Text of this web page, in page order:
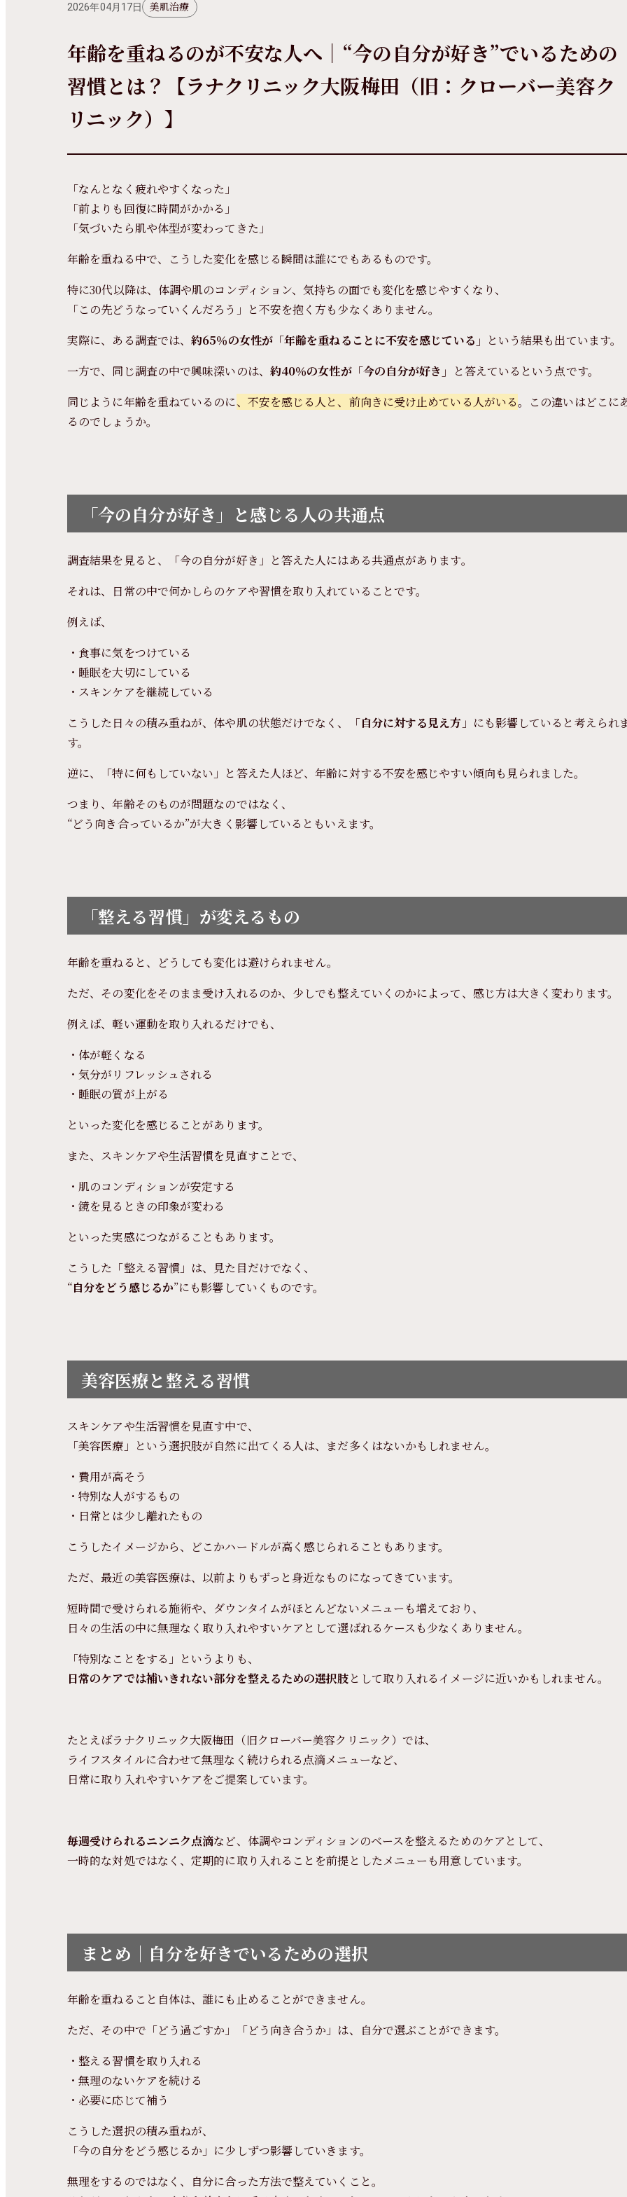
2026年04月17日 美肌治療
年齢を重ねるのが不安な人へ｜“今の自分が好き”でいるための
習慣とは？【ラナクリニック大阪梅田（旧：クローバー美容ク
リニック）】
「なんとなく疲れやすくなった」
「前よりも回復に時間がかかる」
「気づいたら肌や体型が変わってきた」
年齢を重ねる中で、こうした変化を感じる瞬間は誰にでもあるものです。
特に30代以降は、体調や肌のコンディション、気持ちの面でも変化を感じやすくなり、
「この先どうなっていくんだろう」と不安を抱く方も少なくありません。
実際に、ある調査では、約65％の女性が「年齢を重ねることに不安を感じている」 という結果も出ています。
一方で、同じ調査の中で興味深いのは、 約40％の女性が「今の自分が好き」
と答えているという点です。
同じように年齢を重ねているのに、不安を感じる人と、前向きに受け止めている人がいる。この違いはどこに
るのでしょうか。
「今の自分が好き」と感じる人の共通点
調査結果を見ると、「今の自分が好き」と答えた人にはある共通点があります。
それは、日常の中で何かしらのケアや習慣を取り入れていることです。
例えば、
・食事に気をつけている
・睡眠を大切にしている
・スキンケアを継続している
こうした日々の積み重ねが、体や肌の状態だけでなく、「自分に対する見え方 」にも影響していると考えられ
す。
逆に、「特に何もしていない」と答えた人ほど、年齢に対する不安を感じやすい傾向も見られました。
つまり、年齢そのものが問題なのではなく、
“どう向き合っているか”が大きく影響しているともいえます。
「整える習慣」が変えるもの
年齢を重ねると、どうしても変化は避けられません。
ただ、その変化をそのまま受け入れるのか、少しでも整えていくのかによって、感じ方は大きく変わります。
例えば、軽い運動を取り入れるだけでも、
・体が軽くなる
・気分がリフレッシュされる
・睡眠の質が上がる
といった変化を感じることがあります。
また、スキンケアや生活習慣を見直すことで、
・肌のコンディションが安定する
・鏡を見るときの印象が変わる
といった実感につながることもあります。
こうした「整える習慣」は、見た目だけでなく、
“自分をどう感じるか”にも影響していくものです。
美容医療と整える習慣
スキンケアや生活習慣を見直す中で、
「美容医療」という選択肢が自然に出てくる人は、まだ多くはないかもしれません。
・費用が高そう
・特別な人がするもの
・日常とは少し離れたもの
こうしたイメージから、どこかハードルが高く感じられることもあります。
ただ、最近の美容医療は、以前よりもずっと身近なものになってきています。
短時間で受けられる施術や、ダウンタイムがほとんどないメニューも増えており、
日々の生活の中に無理なく取り入れやすいケアとして選ばれるケースも少なくありません。
「特別なことをする」というよりも、
日常のケアでは補いきれない部分を整えるための選択肢として取り入れるイメージに近いかもしれません。
たとえばラナクリニック大阪梅田（旧クローバー美容クリニック）では、
ライフスタイルに合わせて無理なく続けられる点滴メニューなど、
日常に取り入れやすいケアをご提案しています。
毎週受けられるニンニク点滴など、体調やコンディションのベースを整えるためのケアとして、
一時的な対処ではなく、定期的に取り入れることを前提としたメニューも用意しています。
まとめ｜自分を好きでいるための選択
年齢を重ねること自体は、誰にも止めることができません。
ただ、その中で「どう過ごすか」「どう向き合うか」は、自分で選ぶことができます。
・整える習慣を取り入れる
・無理のないケアを続ける
・必要に応じて補う
こうした選択の積み重ねが、
「今の自分をどう感じるか」に少しずつ影響していきます。
無理をするのではなく、自分に合った方法で整えていくこと。